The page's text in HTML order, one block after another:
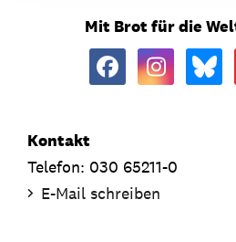
Mit Brot für die
Kontakt
Telefon: 030 65211-0
E-Mail schreiben